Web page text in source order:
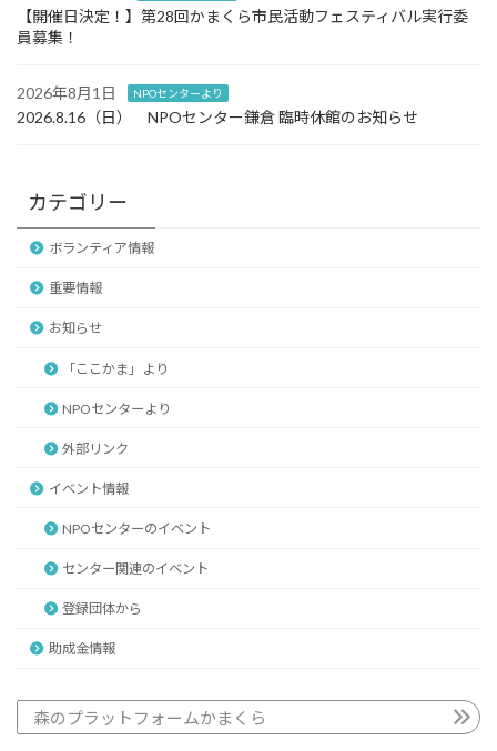
【開催日決定！】第28回かまくら市民活動フェスティバル実行委
員募集！
2026年8月1日 NPOセンターより
2026.8.16（日） NPOセンター鎌倉 臨時休館のお知らせ
カテゴリー
ボランティア情報
重要情報
お知らせ
「ここかま」より
NPOセンターより
外部リンク
イベント情報
NPOセンターのイベント
センター関連のイベント
登録団体から
助成金情報
森のプラットフォームかまくら